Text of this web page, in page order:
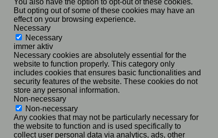
But opting out of some of these cookies may have an
effect on your browsing experience.
Necessary
Necessary
immer aktiv
Necessary cookies are absolutely essential for the
website to function properly. This category only
includes cookies that ensures basic functionalities and
security features of the website. These cookies do not
store any personal information.
Non-necessary
Non-necessary
Any cookies that may not be particularly necessary for
the website to function and is used specifically to
collect user personal data via analytics, ads, other